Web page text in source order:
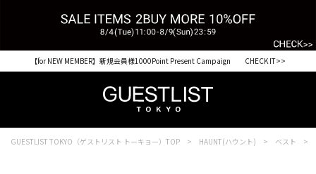
【for NEW MEMBER】新規会員様1000Point Present Campaign CHECK IT>>
GUESTLIST TOKYO（ゲストリスト トーキョー）TOP HAUNT(ハウント) ベスト